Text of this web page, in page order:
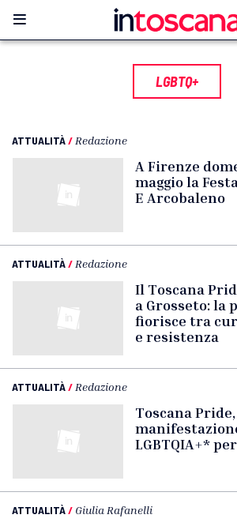
LGBTQ+
ATTUALITÀ/ Redazione
A Firenze
maggio la
E Arcobaleno
ATTUALITÀ/ Redazione
Il Toscana
a Grosseto: la
fiorisce tra
e resistenza
ATTUALITÀ/ Redazione
Toscana
LGBTQIA+*
ATTUALITÀ/ Giulia Rafanelli